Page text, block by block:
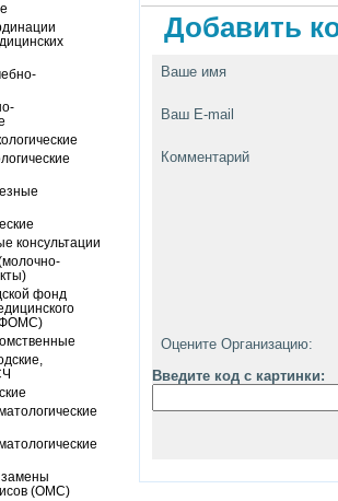
Добавить
Ваше имя
Ваш E-mail
Комментарий
Оцените Организацию:
Введите код с картинки:
консультации
фонд
(ОМС)